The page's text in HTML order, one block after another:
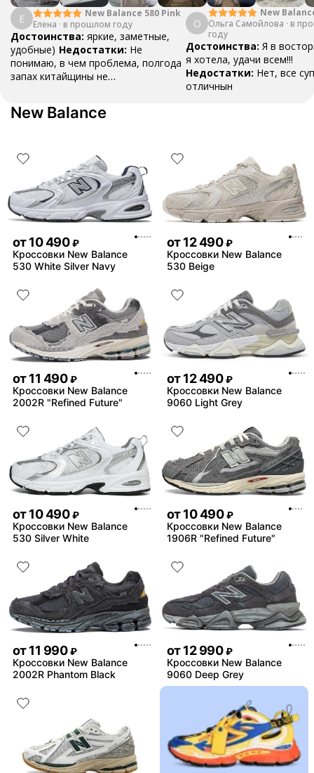
Е
New Balance 580 Pink
Елена · в прошлом году
Достоинства: яркие, заметные,
удобные) Недостатки: Не
понимаю, в чем проблема, полгода
запах китайщины не
деньги вполне норм.
О
New
Ольга Самойлова · в
году
Достоинства: Я в
я хотела, удачи всем!!!
Недостатки: Нет, все
отличнын
New Balance
от10 490 ₽
Кроссовки New Balance
530 White Silver Navy
от12 490 ₽
Кроссовки New Balance
530 Beige
от11 490 ₽
Кроссовки New Balance
2002R "Refined Future"
от12 490 ₽
Кроссовки New Balance
9060 Light Grey
от10 490 ₽
Кроссовки New Balance
530 Silver White
от10 490 ₽
Кроссовки New Balance
1906R "Refined Future"
от11 990 ₽
Кроссовки New Balance
2002R Phantom Black
от12 990 ₽
Кроссовки New Balance
9060 Deep Grey